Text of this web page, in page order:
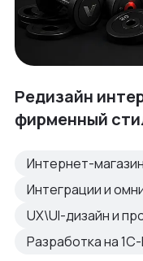
Редизайн
фирменный
Интернет-магазин
Интеграции и
UX\UI-дизайн и
Разработка на